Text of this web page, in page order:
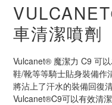
車清潔噴劑
Vulcanet® 魔潔力 C9 可
鞋/靴等等騎士貼身裝備作
將沾上了汗水的裝備回復
Vulcanet®C9可以有效清潔